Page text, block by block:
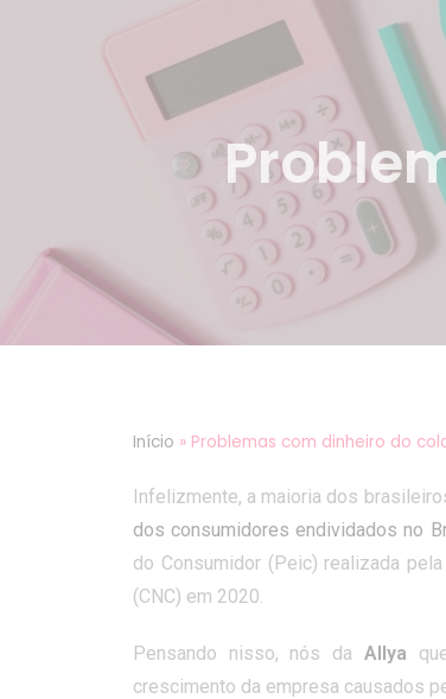
Início » Problemas com dinheiro do
Infelizmente, a maioria dos
dos consumidores endividados no
do Consumidor (Peic) realizada
(CNC) em 2020.
Pensando nisso, nós da Allya
crescimento da empresa causados